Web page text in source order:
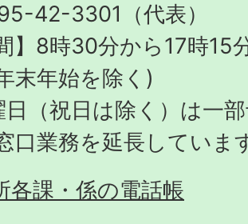
42-3301（代表）
】8時30分から17時15
末年始を除く)
（祝日は除く）は一
口業務を延長していま
各課・係の電話帳